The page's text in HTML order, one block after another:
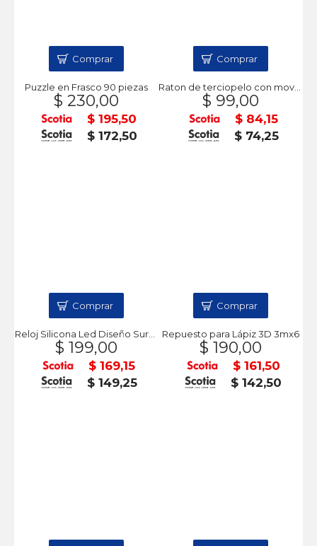
Puzzle en Frasco 90 piezas
$ 230,00
$ 195,50
$ 172,50
Comprar
Raton de terciopelo con movimiento
$ 99,00
$ 84,15
$ 74,25
Comprar
Reloj Silicona Led Diseño Surtidos
$ 199,00
$ 169,15
$ 149,25
Comprar
Repuesto para Lápiz 3D 3mx6
$ 190,00
$ 161,50
$ 142,50
Comprar